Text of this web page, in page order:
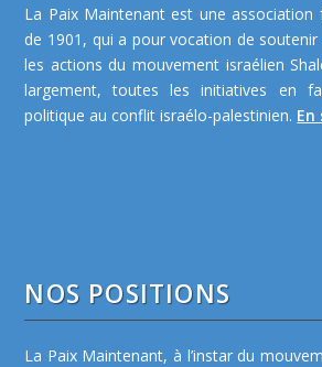
La Paix Maintenant est une association
de 1901, qui a pour vocation de
les actions du mouvement israélien
largement, toutes les initiatives en
politique au conflit israélo-palestinien. En
NOS POSITIONS
La Paix Maintenant, à l’instar du